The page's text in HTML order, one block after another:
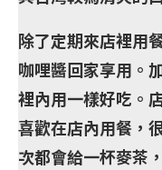
除了定期來店裡用
咖哩醬回家享用。
裡內用一樣好吃。
喜歡在店內用餐，
次都會給一杯麥茶